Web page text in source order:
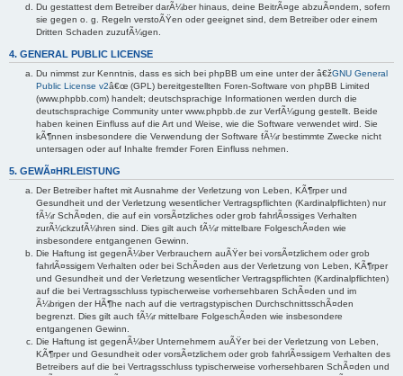
Du gestattest dem Betreiber darÃ¼ber hinaus, deine BeitrÃ¤ge abzuÃ¤ndern, sofern
sie gegen o. g. Regeln verstoÃŸen oder geeignet sind, dem Betreiber oder einem
Dritten Schaden zuzufÃ¼gen.
4. GENERAL PUBLIC LICENSE
Du nimmst zur Kenntnis, dass es sich bei phpBB um eine unter der â€žGNU General
Public License v2â€œ (GPL) bereitgestellten Foren-Software von phpBB Limited
(www.phpbb.com) handelt; deutschsprachige Informationen werden durch die
deutschsprachige Community unter www.phpbb.de zur VerfÃ¼gung gestellt. Beide
haben keinen Einfluss auf die Art und Weise, wie die Software verwendet wird. Sie
kÃ¶nnen insbesondere die Verwendung der Software fÃ¼r bestimmte Zwecke nicht
untersagen oder auf Inhalte fremder Foren Einfluss nehmen.
5. GEWÃ¤HRLEISTUNG
Der Betreiber haftet mit Ausnahme der Verletzung von Leben, KÃ¶rper und
Gesundheit und der Verletzung wesentlicher Vertragspflichten (Kardinalpflichten) nur
fÃ¼r SchÃ¤den, die auf ein vorsÃ¤tzliches oder grob fahrlÃ¤ssiges Verhalten
zurÃ¼ckzufÃ¼hren sind. Dies gilt auch fÃ¼r mittelbare FolgeschÃ¤den wie
insbesondere entgangenen Gewinn.
Die Haftung ist gegenÃ¼ber Verbrauchern auÃŸer bei vorsÃ¤tzlichem oder grob
fahrlÃ¤ssigem Verhalten oder bei SchÃ¤den aus der Verletzung von Leben, KÃ¶rper
und Gesundheit und der Verletzung wesentlicher Vertragspflichten (Kardinalpflichten)
auf die bei Vertragsschluss typischerweise vorhersehbaren SchÃ¤den und im
Ã¼brigen der HÃ¶he nach auf die vertragstypischen DurchschnittsschÃ¤den
begrenzt. Dies gilt auch fÃ¼r mittelbare FolgeschÃ¤den wie insbesondere
entgangenen Gewinn.
Die Haftung ist gegenÃ¼ber Unternehmern auÃŸer bei der Verletzung von Leben,
KÃ¶rper und Gesundheit oder vorsÃ¤tzlichem oder grob fahrlÃ¤ssigem Verhalten des
Betreibers auf die bei Vertragsschluss typischerweise vorhersehbaren SchÃ¤den und